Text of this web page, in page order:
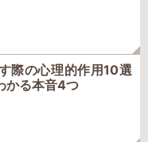
際の心理的作用10選
かる本音4つ